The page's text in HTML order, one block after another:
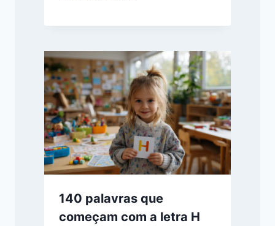
140 palavras que
começam com a letra H